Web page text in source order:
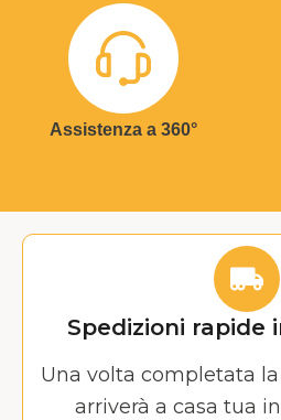
Assistenza a 360°
Spedizioni
Una volta completata
arriverà a casa tua